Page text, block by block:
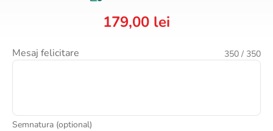
179,00 lei
Mesaj felicitare 350 / 350
Semnatura (optional)
6.
hortensie
9.
buchet trandafiri